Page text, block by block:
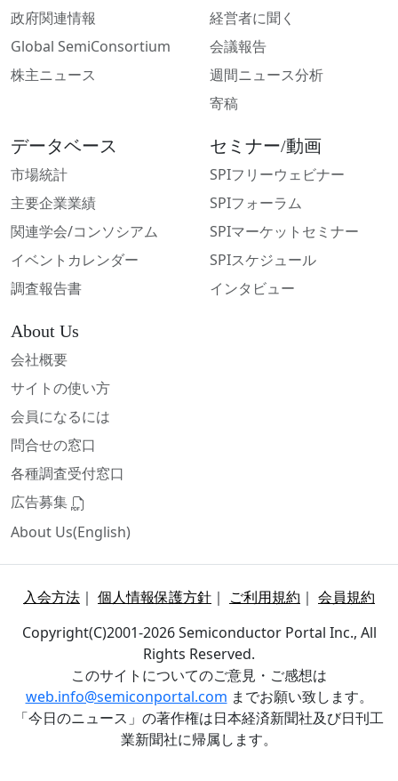
政府関連情報
Global SemiConsortium
株主ニュース
経営者に聞く
会議報告
週間ニュース分析
寄稿
データベース
市場統計
主要企業業績
関連学会/コンソシアム
イベントカレンダー
調査報告書
セミナー/動画
SPIフリーウェビナー
SPIフォーラム
SPIマーケットセミナー
SPIスケジュール
インタビュー
About Us
会社概要
サイトの使い方
会員になるには
問合せの窓口
各種調査受付窓口
広告募集
About Us(English)
入会方法 ｜ 個人情報保護方針 ｜ ご利用規約 ｜ 会員規約
Copyright(C)2001-2026 Semiconductor Portal Inc., All
Rights Reserved.
このサイトについてのご意見・ご感想は
web.info@semiconportal.com までお願い致します。
「今日のニュース」の著作権は日本経済新聞社及び日刊工
業新聞社に帰属します。